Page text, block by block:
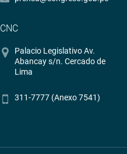
CNC
Palacio Legislativo Av.
Abancay s/n. Cercado de
Lima
311-7777 (Anexo 7541)